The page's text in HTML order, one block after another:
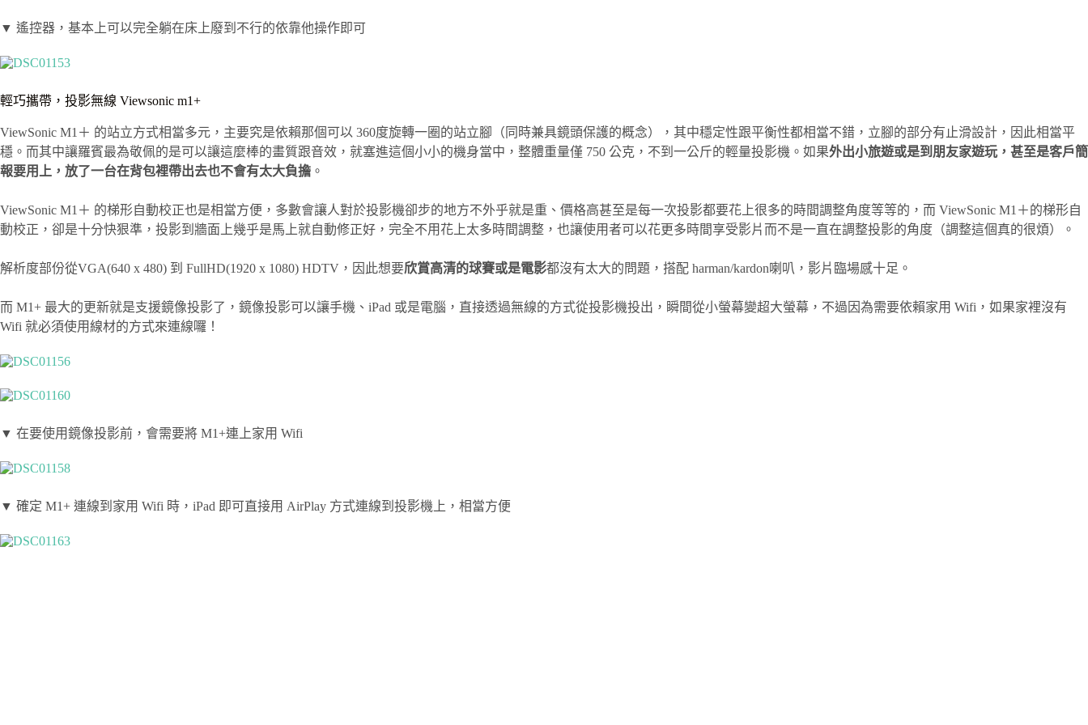
▼ 遙控器，基本上可以完全躺在床上廢到不行的依靠他操作即可
輕巧攜帶，投影無線 Viewsonic m1+
ViewSonic M1＋ 的站立方式相當多元，主要究是依賴那個可以 360度旋轉一圈的站立腳（同時兼具鏡頭保護的概念），其中穩定性跟平衡性都相當不錯，立腳的部分有止滑設計，因此相當平
穩。而其中讓羅賓最為敬佩的是可以讓這麼棒的畫質跟音效，就塞進這個小小的機身當中，整體重量僅 750 公克，不到一公斤的輕量投影機。如果外出小旅遊或是到朋友家遊玩，甚至是客戶簡
報要用上，放了一台在背包裡帶出去也不會有太大負擔 。
ViewSonic M1＋ 的梯形自動校正也是相當方便，多數會讓人對於投影機卻步的地方不外乎就是重、價格高甚至是每一次投影都要花上很多的時間調整角度等等的，而 ViewSonic M1＋的梯形自
動校正，卻是十分快狠準，投影到牆面上幾乎是馬上就自動修正好，完全不用花上太多時間調整，也讓使用者可以花更多時間享受影片而不是一直在調整投影的角度（調整這個真的很煩）。
解析度部份從VGA(640 x 480) 到 FullHD(1920 x 1080) HDTV，因此想要欣賞高清的球賽或是電影都沒有太大的問題，搭配 harman/kardon喇叭，影片臨場感十足。
而 M1+ 最大的更新就是支援鏡像投影了，鏡像投影可以讓手機、iPad 或是電腦，直接透過無線的方式從投影機投出，瞬間從小螢幕變超大螢幕，不過因為需要依賴家用 Wifi，如果家裡沒有
Wifi 就必須使用線材的方式來連線囉！
▼ 在要使用鏡像投影前，會需要將 M1+連上家用 Wifi
▼ 確定 M1+ 連線到家用 Wifi 時，iPad 即可直接用 AirPlay 方式連線到投影機上，相當方便